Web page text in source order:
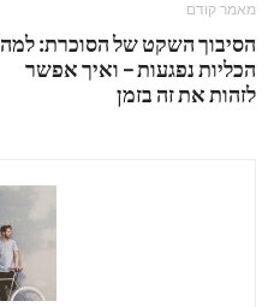
מאמר קודם
הסיבוך השקט של הסוכרת: למה
הכליות נפגעות – ואיך אפשר
לזהות את זה בזמן